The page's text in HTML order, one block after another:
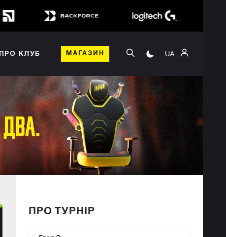
ПРО КЛУБ МАГАЗИН UA
ПРО ТУРНІР